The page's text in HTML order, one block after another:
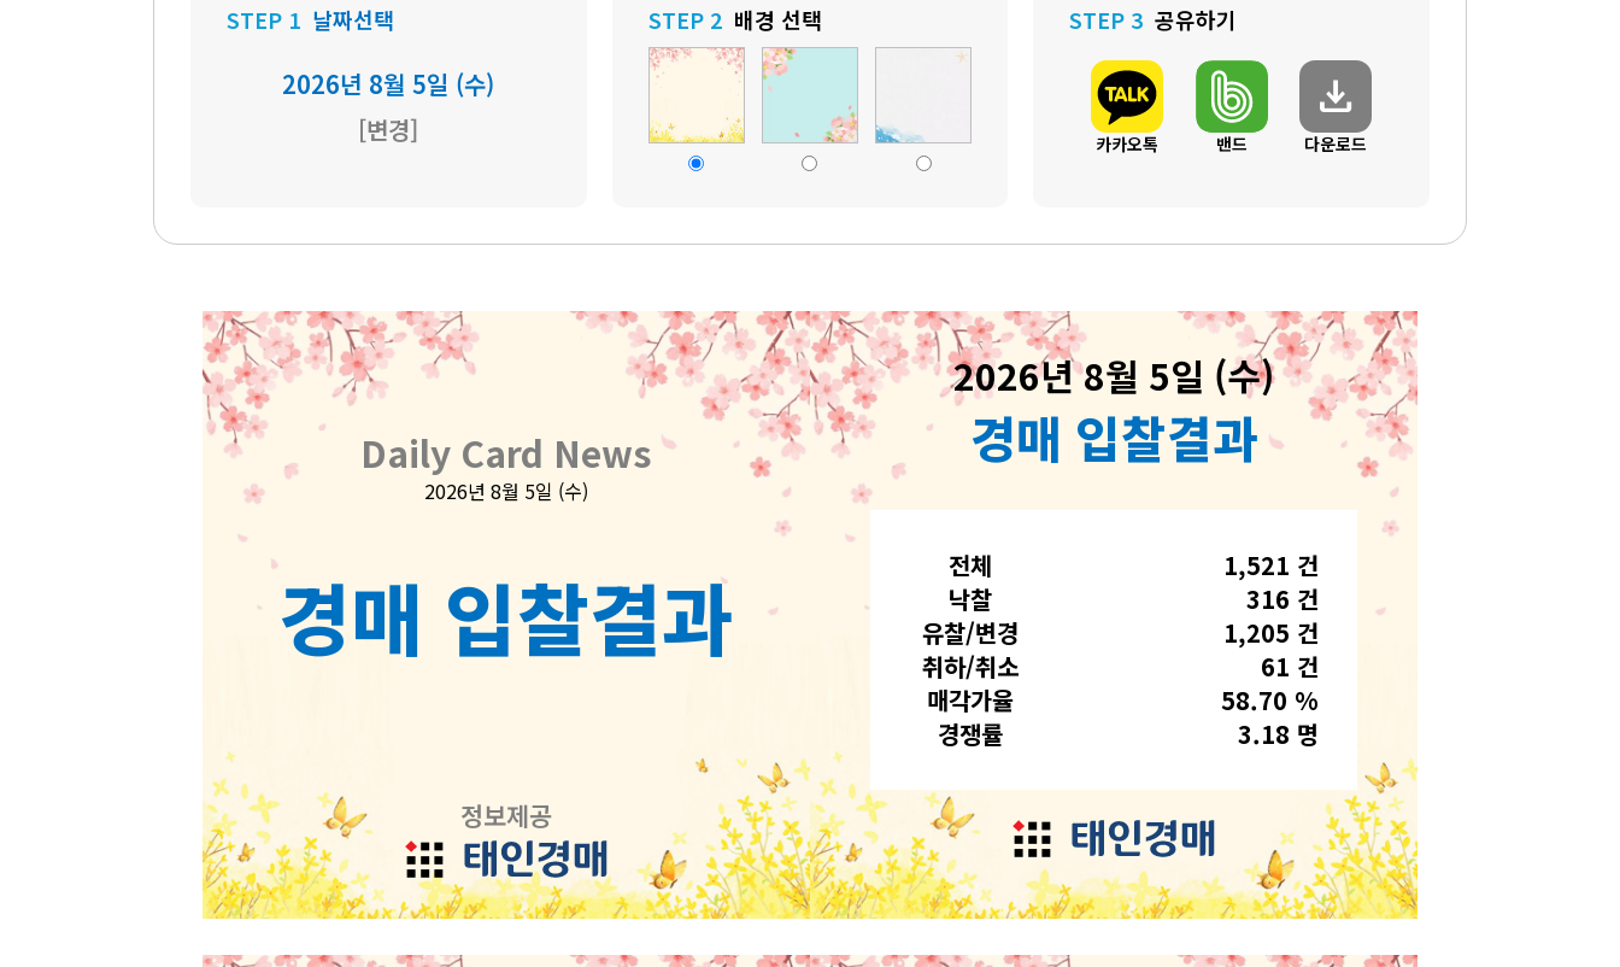
STEP 1 날짜선택
2026년 8월 5일 (수)
[변경]
STEP 2 배경 선택 STEP 3 공유하기
카카오톡 밴드
download
다운로드
Daily Card News
2026년 8월 5일 (수)
경매 입찰결과
정보제공
2026년 8월 5일 (수)
경매 입찰결과
전체
1,521 건
낙찰
316 건
유찰/변경
1,205 건
취하/취소
61 건
매각가율
58.70 %
경쟁률
3.18 명